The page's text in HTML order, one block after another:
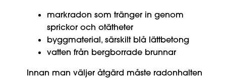
markradon som tränger in genom
sprickor och otätheter
byggmaterial, särskilt blå lättbetong
vatten från bergborrade brunnar
Innan man väljer åtgärd måste radonhalten